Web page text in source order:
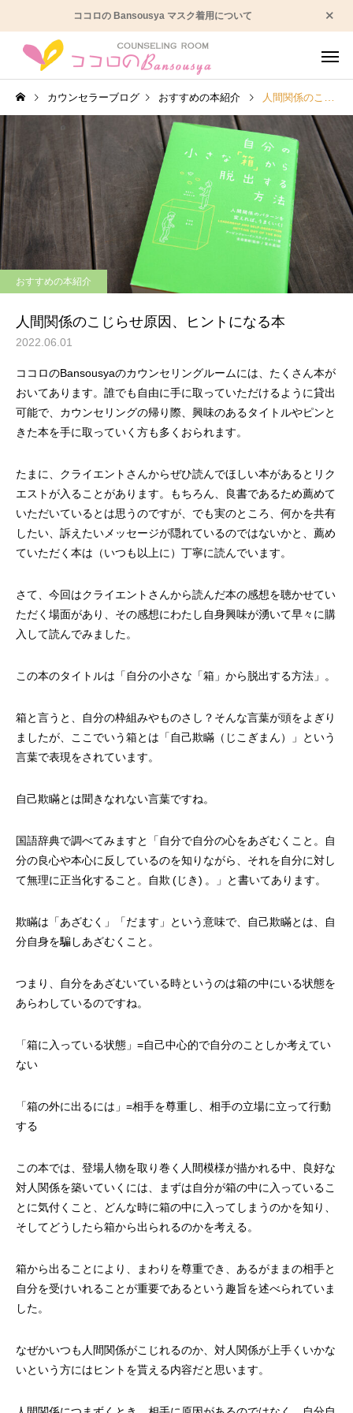
ココロの Bansousya マスク着用について
うつ病かも？ 人間関係
カウンセラーブログ おすすめの本紹介 人間関係のこじらせ原因、ヒントになる本
おすすめの本紹介
人間関係のこじらせ原因、ヒントになる本
2022.06.01
ココロのBansousyaのカウンセリングルームには、たくさん本が
おいてあります。誰でも自由に手に取っていただけるように貸出
可能で、カウンセリングの帰り際、興味のあるタイトルやピンと
きた本を手に取っていく方も多くおられます。
たまに、クライエントさんからぜひ読んでほしい本があるとリク
エストが入ることがあります。もちろん、良書であるため薦めて
いただいているとは思うのですが、でも実のところ、何かを共有
したい、訴えたいメッセージが隠れているのではないかと、薦め
ていただく本は（いつも以上に）丁寧に読んでいます。
さて、今回はクライエントさんから読んだ本の感想を聴かせてい
ただく場面があり、その感想にわたし自身興味が湧いて早々に購
入して読んでみました。
この本のタイトルは「自分の小さな「箱」から脱出する方法」。
箱と言うと、自分の枠組みやものさし？そんな言葉が頭をよぎり
ましたが、ここでいう箱とは「自己欺瞞（じこぎまん）」という
言葉で表現をされています。
自己欺瞞とは聞きなれない言葉ですね。
国語辞典で調べてみますと「自分で自分の心をあざむくこと。自
分の良心や本心に反しているのを知りながら、それを自分に対し
て無理に正当化すること。自欺 (じき) 。」と書いてあります。
欺瞞は「あざむく」「だます」という意味で、自己欺瞞とは、自
分自身を騙しあざむくこと。
つまり、自分をあざむいている時というのは箱の中にいる状態を
あらわしているのですね。
「箱に入っている状態」=自己中心的で自分のことしか考えてい
ない
「箱の外に出るには」=相手を尊重し、相手の立場に立って行動
する
この本では、登場人物を取り巻く人間模様が描かれる中、良好な
対人関係を築いていくには、まずは自分が箱の中に入っているこ
とに気付くこと、どんな時に箱の中に入ってしまうのかを知り、
そしてどうしたら箱から出られるのかを考える。
箱から出ることにより、まわりを尊重でき、あるがままの相手と
自分を受けいれることが重要であるという趣旨を述べられていま
した。
なぜかいつも人間関係がこじれるのか、対人関係が上手くいかな
いという方にはヒントを貰える内容だと思います。